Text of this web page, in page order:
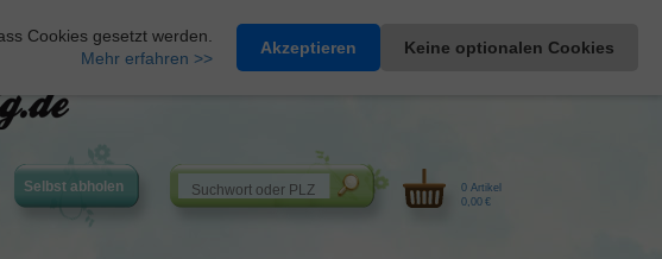
Heimathonig auf Facebook|Kunden-Login
Cookies gesetzt werden.
Mehr erfahren >>
Akzeptieren Keine optionalen Cookies
Selbst abholen
0 Artikel
0,00 €